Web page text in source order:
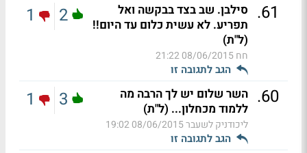
61
. סילבן. שב בצד בבקשה ואל
תפריע. לא עשית כלום עד היום!!
(ל"ת)
חח08/06/2015 21:22
הגב לתגובה זו
2
1
60
. השר שלום יש לך הרבה מה
ללמוד מכחלון... (ל"ת)
ליכודניק לשעבר08/06/2015 19:02
הגב לתגובה זו
3
1